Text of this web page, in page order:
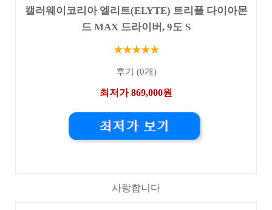
캘러웨이코리아 엘리트(ELYTE) 트리플 다이아몬
드 MAX 드라이버, 9도 S
★★★★★
후기 (0개)
최저가 869,000원
사랑합니다